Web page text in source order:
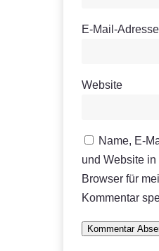
E-Mail-
Website
Name, E-
und Website
Browser für
Kommentar
Kommentar